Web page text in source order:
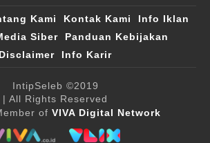
Kami Kontak Kami
Info Iklan
Siber
Panduan Kebijakan
Disclaimer
Info Karir
IntipSeleb ©2019
| All Rights Reserved
of VIVA Digital Network